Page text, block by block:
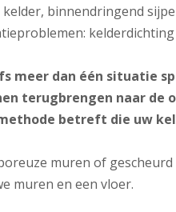
binnendringend
meer dan één situatie
terugbrengen naar
betreft die uw
muren of
muren en een vloer.